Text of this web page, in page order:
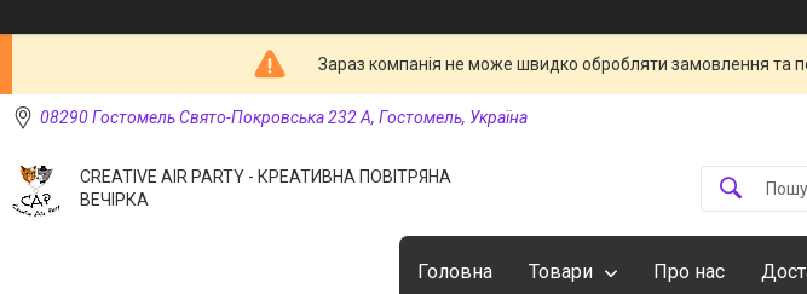
Зараз компанія не може швидко обробляти замовлення та
08290 Гостомель Свято-Покровська 232 А, Гостомель, Україна
CREATIVE AIR PARTY - КРЕАТИВНА ПОВІТРЯНА
ВЕЧІРКА
Головна Товари Про нас